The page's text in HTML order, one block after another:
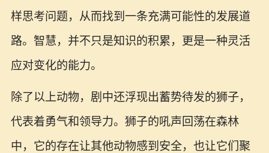
样思考问题，从而找到一条充满可能性的发展道
路。智慧，并不只是知识的积累，更是一种灵活
应对变化的能力。
除了以上动物，剧中还浮现出蓄势待发的狮子，
代表着勇气和领导力。狮子的吼声回荡在森林
中，它的存在让其他动物感到安全，也让它们聚